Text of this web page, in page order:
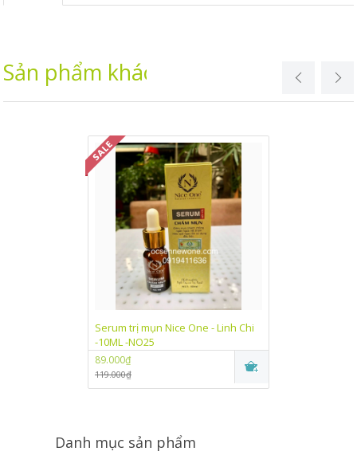
Sản phẩm khác
Serum trị mụn Nice One - Linh Chi
-10ML -NO25
89.000₫
119.000₫
Danh mục sản phẩm